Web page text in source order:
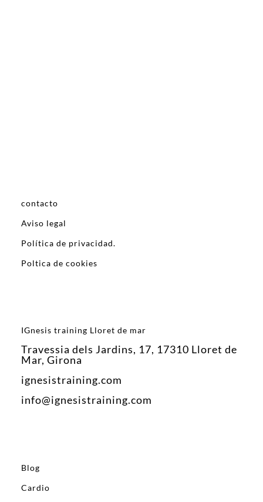
contacto
Aviso legal
Política de privacidad.
Poltica de cookies
IGnesis training Lloret de mar
Travessia dels Jardins, 17, 17310 Lloret de
Mar, Girona
ignesistraining.com
info@ignesistraining.com
Blog
Cardio